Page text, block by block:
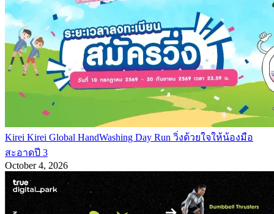
Kirei Kirei Global HandWashing Day Run วิ่งด้วยใจให้น้องมือ
สะอาดปี 3
October 4, 2026